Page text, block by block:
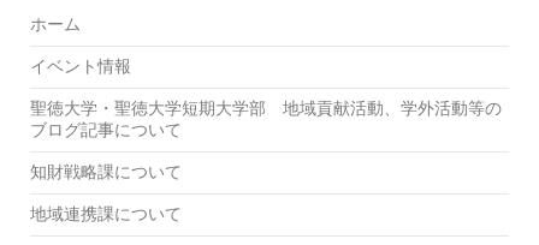
ホーム
イベント情報
聖徳大学・聖徳大学短期大学部 地域貢献活動、学外活動等の
ブログ記事について
知財戦略課について
地域連携課について